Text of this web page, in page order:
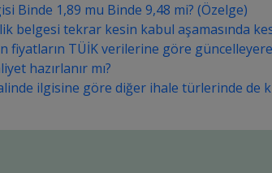
Binde 1,89 mu Binde 9,48 mi? (Özelge)
belgesi tekrar kesin kabul aşamasında
fiyatların TÜİK verilerine göre
hazırlanır mı?
ilgisine göre diğer ihale türlerinde de